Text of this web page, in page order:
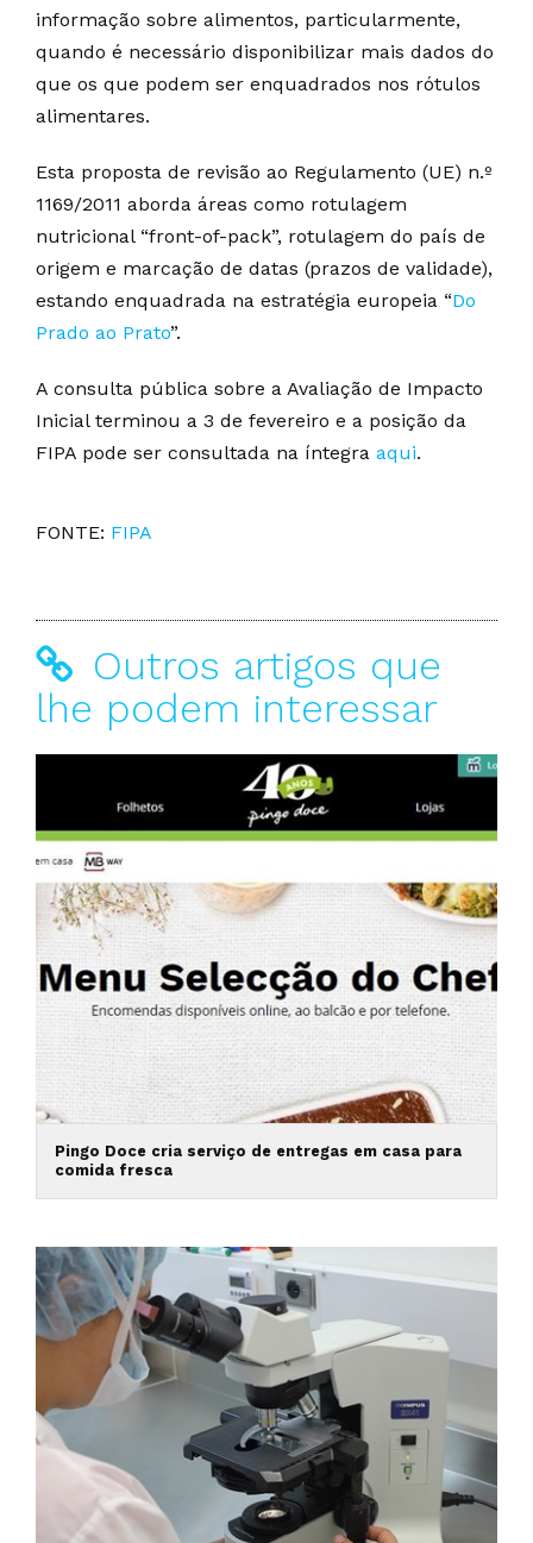
informação sobre alimentos, particularmente,
quando é necessário disponibilizar mais dados do
que os que podem ser enquadrados nos rótulos
alimentares.
Esta proposta de revisão ao Regulamento (UE) n.º
1169/2011 aborda áreas como rotulagem
nutricional “front-of-pack”, rotulagem do país de
origem e marcação de datas (prazos de validade),
estando enquadrada na estratégia europeia “Do
Prado ao Prato”.
A consulta pública sobre a Avaliação de Impacto
Inicial terminou a 3 de fevereiro e a posição da
FIPA pode ser consultada na íntegra aqui.
FONTE: FIPA
Outros artigos que
lhe podem interessar
Pingo Doce cria serviço de entregas em casa para
comida fresca